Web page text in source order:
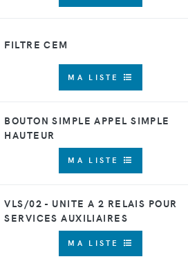
FILTRE CEM
MA LISTE
BOUTON SIMPLE APPEL SIMPLE
HAUTEUR
MA LISTE
VLS/02 - UNITE A 2 RELAIS POUR
SERVICES AUXILIAIRES
MA LISTE